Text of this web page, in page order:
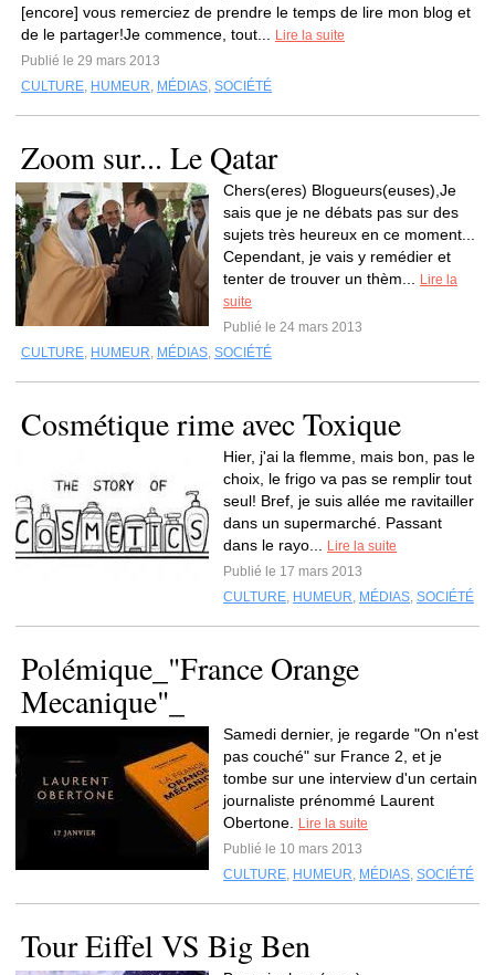
[encore] vous remerciez de prendre le temps de lire mon blog et
de le partager!Je commence, tout...
Lire la suite
Publié le 29 mars 2013
CULTURE, HUMEUR, MÉDIAS, SOCIÉTÉ
Zoom sur... Le Qatar
Chers(eres) Blogueurs(euses),Je
sais que je ne débats pas sur des
sujets très heureux en ce moment...
Cependant, je vais y remédier et
tenter de trouver un thèm...
Lire la
suite
Publié le 24 mars 2013
CULTURE, HUMEUR, MÉDIAS, SOCIÉTÉ
Cosmétique rime avec Toxique
Hier, j'ai la flemme, mais bon, pas le
choix, le frigo va pas se remplir tout
seul! Bref, je suis allée me ravitailler
dans un supermarché. Passant
dans le rayo...
Lire la suite
Publié le 17 mars 2013
CULTURE, HUMEUR, MÉDIAS, SOCIÉTÉ
Polémique_"France Orange
Mecanique"_
Samedi dernier, je regarde "On n'est
pas couché" sur France 2, et je
tombe sur une interview d'un certain
journaliste prénommé Laurent
Obertone.
Lire la suite
Publié le 10 mars 2013
CULTURE, HUMEUR, MÉDIAS, SOCIÉTÉ
Tour Eiffel VS Big Ben